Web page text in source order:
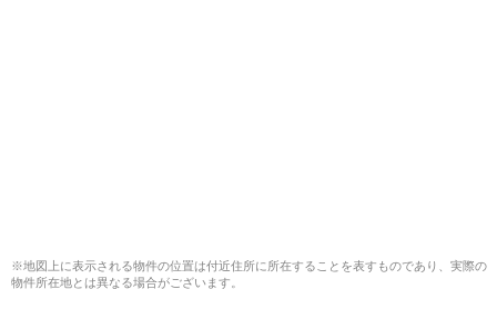
※地図上に表示される物件の位置は付近住所に所在することを表すものであり、実際の
物件所在地とは異なる場合がございます。